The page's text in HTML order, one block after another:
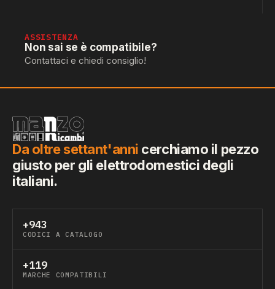
ASSISTENZA
Non sai se è compatibile?
Contattaci e chiedi consiglio!
Da oltre settant'anni cerchiamo il pezzo
giusto per gli elettrodomestici degli
italiani.
+943
CODICI A CATALOGO
+119
MARCHE COMPATIBILI